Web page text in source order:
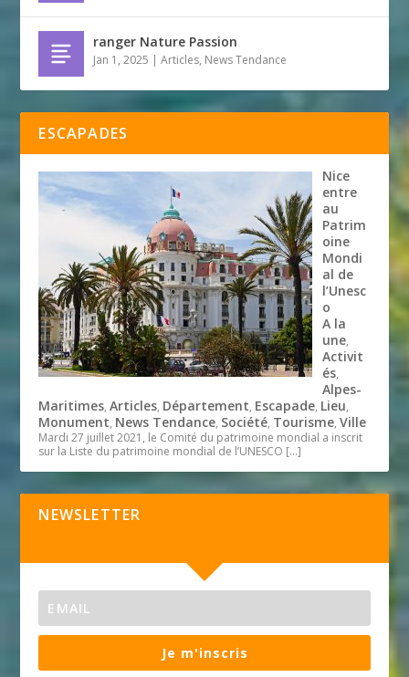
ranger Nature Passion
Jan 1, 2025 |Articles, News Tendance
ESCAPADES
Nice
entre
au
Patrim
oine
Mondi
al de
l’Unesc
o
A la
une,
Activit
és,
Alpes-
Maritimes,Articles, Département, Escapade, Lieu,
Monument, News Tendance, Société, Tourisme,Ville
Mardi 27 juillet 2021, le Comité du patrimoine mondial a inscrit
sur la Liste du patrimoine mondial de l’UNESCO […]
NEWSLETTER
Je m'inscris